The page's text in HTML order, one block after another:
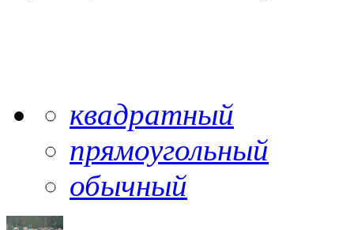
квадратный
прямоугольный
обычный